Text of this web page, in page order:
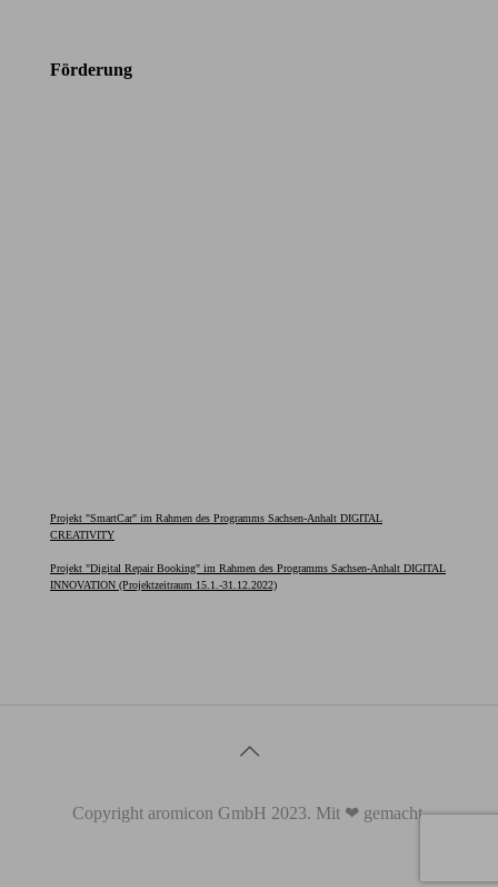
Förderung
Projekt "SmartCar" im Rahmen des Programms Sachsen-Anhalt DIGITAL
CREATIVITY
Projekt "Digital Repair Booking" im Rahmen des Programms Sachsen-Anhalt DIGITAL
INNOVATION (Projektzeitraum 15.1.-31.12.2022)
Copyright aromicon GmbH 2023. Mit ❤ gemacht.